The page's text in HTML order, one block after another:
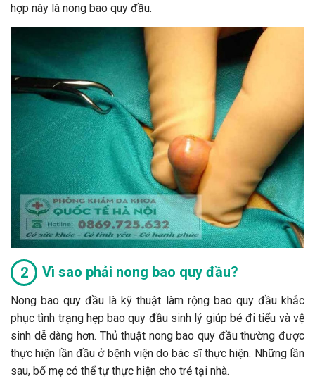
hợp này là nong bao quy đầu.
Vì sao phải nong bao quy đầu?
Nong bao quy đầu là kỹ thuật làm rộng bao quy đầu khắc
phục tình trạng hẹp bao quy đầu sinh lý giúp bé đi tiểu và vệ
sinh dễ dàng hơn. Thủ thuật nong bao quy đầu thường được
thực hiện lần đầu ở bệnh viện do bác sĩ thực hiện. Những lần
sau, bố mẹ có thể tự thực hiện cho trẻ tại nhà.